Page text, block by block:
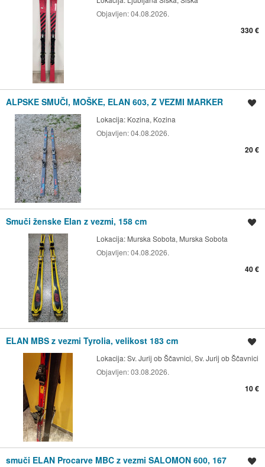
Objavljen:04.08.2026.
330 €
ALPSKE SMUČI, MOŠKE, ELAN 603, Z VEZMI MARKER
Lokacija: Kozina, Kozina
Objavljen:04.08.2026.
20 €
Smuči ženske Elan z vezmi, 158 cm
Lokacija: Murska Sobota, Murska Sobota
Objavljen:04.08.2026.
40 €
ELAN MBS z vezmi Tyrolia, velikost 183 cm
Lokacija:Sv. Jurij ob Ščavnici, Sv. Jurij ob Ščavnici
Objavljen:03.08.2026.
10 €
smuči ELAN Procarve MBC z vezmi SALOMON 600, 167